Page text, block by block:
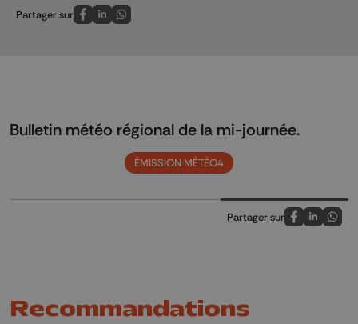
Partager sur
Partagez sur FaceBook
Partagez sur LinkedIn
Partagez sur Whatsapp
Bulletin météo régional de la mi-journée.
ÉMISSION MÉTÉO4
Partager sur
Partagez sur
Partagez
Recommandations